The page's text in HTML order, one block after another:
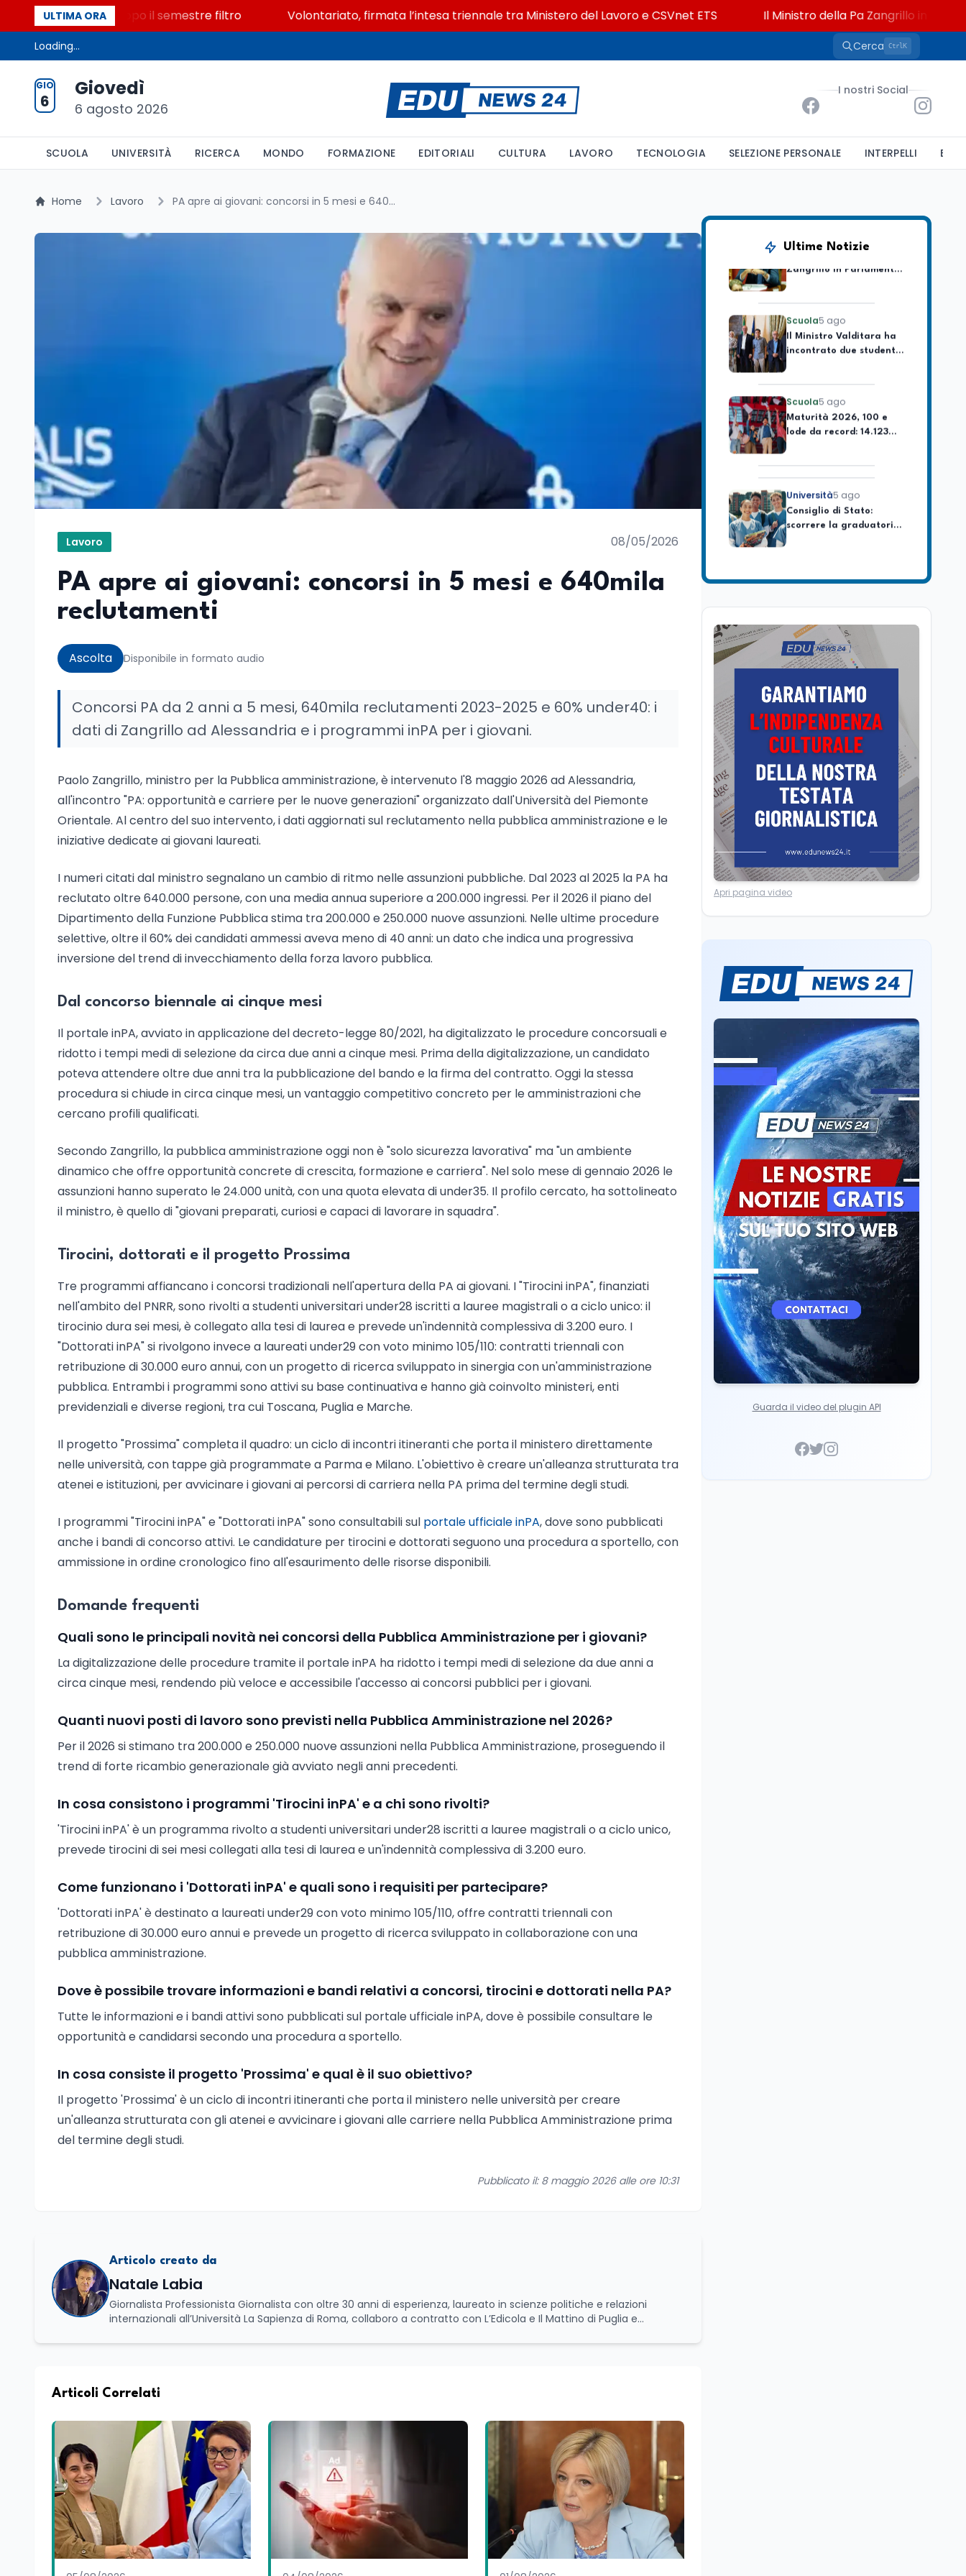
ULTIMA ORA
posti vacanti dopo il semestre filtro Volontariato, firmata l’intesa triennale tra Ministero del Lavoro e CSVnet ETS Il Ministro della Pa Zangrillo in
Loading... Cerca CtrlK
GIO
6
Giovedì
6 agosto 2026
I nostri Social
SCUOLA UNIVERSITÀ RICERCA MONDO FORMAZIONE EDITORIALI CULTURA LAVORO TECNOLOGIA SELEZIONE PERSONALE INTERPELLI
Home Lavoro PA apre ai giovani: concorsi in 5 mesi e 640mila reclutamenti
Lavoro 08/05/2026
PA apre ai giovani: concorsi in 5 mesi e 640mila
reclutamenti
Ascolta Disponibile in formato audio
Concorsi PA da 2 anni a 5 mesi, 640mila reclutamenti 2023-2025 e 60% under40: i
dati di Zangrillo ad Alessandria e i programmi inPA per i giovani.
Paolo Zangrillo, ministro per la Pubblica amministrazione, è intervenuto l'8 maggio 2026 ad Alessandria,
all'incontro "PA: opportunità e carriere per le nuove generazioni" organizzato dall'Università del Piemonte
Orientale. Al centro del suo intervento, i dati aggiornati sul reclutamento nella pubblica amministrazione e le
iniziative dedicate ai giovani laureati.
I numeri citati dal ministro segnalano un cambio di ritmo nelle assunzioni pubbliche. Dal 2023 al 2025 la PA ha
reclutato oltre 640.000 persone, con una media annua superiore a 200.000 ingressi. Per il 2026 il piano del
Dipartimento della Funzione Pubblica stima tra 200.000 e 250.000 nuove assunzioni. Nelle ultime procedure
selettive, oltre il 60% dei candidati ammessi aveva meno di 40 anni: un dato che indica una progressiva
inversione del trend di invecchiamento della forza lavoro pubblica.
Dal concorso biennale ai cinque mesi
Il portale inPA, avviato in applicazione del decreto-legge 80/2021, ha digitalizzato le procedure concorsuali e
ridotto i tempi medi di selezione da circa due anni a cinque mesi. Prima della digitalizzazione, un candidato
poteva attendere oltre due anni tra la pubblicazione del bando e la firma del contratto. Oggi la stessa
procedura si chiude in circa cinque mesi, un vantaggio competitivo concreto per le amministrazioni che
cercano profili qualificati.
Secondo Zangrillo, la pubblica amministrazione oggi non è "solo sicurezza lavorativa" ma "un ambiente
dinamico che offre opportunità concrete di crescita, formazione e carriera". Nel solo mese di gennaio 2026 le
assunzioni hanno superato le 24.000 unità, con una quota elevata di under35. Il profilo cercato, ha sottolineato
il ministro, è quello di "giovani preparati, curiosi e capaci di lavorare in squadra".
Tirocini, dottorati e il progetto Prossima
Tre programmi affiancano i concorsi tradizionali nell'apertura della PA ai giovani. I "Tirocini inPA", finanziati
nell'ambito del PNRR, sono rivolti a studenti universitari under28 iscritti a lauree magistrali o a ciclo unico: il
tirocinio dura sei mesi, è collegato alla tesi di laurea e prevede un'indennità complessiva di 3.200 euro. I
"Dottorati inPA" si rivolgono invece a laureati under29 con voto minimo 105/110: contratti triennali con
retribuzione di 30.000 euro annui, con un progetto di ricerca sviluppato in sinergia con un'amministrazione
pubblica. Entrambi i programmi sono attivi su base continuativa e hanno già coinvolto ministeri, enti
previdenziali e diverse regioni, tra cui Toscana, Puglia e Marche.
Il progetto "Prossima" completa il quadro: un ciclo di incontri itineranti che porta il ministero direttamente
nelle università, con tappe già programmate a Parma e Milano. L'obiettivo è creare un'alleanza strutturata tra
atenei e istituzioni, per avvicinare i giovani ai percorsi di carriera nella PA prima del termine degli studi.
I programmi "Tirocini inPA" e "Dottorati inPA" sono consultabili sul portale ufficiale inPA, dove sono pubblicati
anche i bandi di concorso attivi. Le candidature per tirocini e dottorati seguono una procedura a sportello, con
ammissione in ordine cronologico fino all'esaurimento delle risorse disponibili.
Domande frequenti
Quali sono le principali novità nei concorsi della Pubblica Amministrazione per i giovani?
La digitalizzazione delle procedure tramite il portale inPA ha ridotto i tempi medi di selezione da due anni a
circa cinque mesi, rendendo più veloce e accessibile l'accesso ai concorsi pubblici per i giovani.
Quanti nuovi posti di lavoro sono previsti nella Pubblica Amministrazione nel 2026?
Per il 2026 si stimano tra 200.000 e 250.000 nuove assunzioni nella Pubblica Amministrazione, proseguendo il
trend di forte ricambio generazionale già avviato negli anni precedenti.
In cosa consistono i programmi 'Tirocini inPA' e a chi sono rivolti?
'Tirocini inPA' è un programma rivolto a studenti universitari under28 iscritti a lauree magistrali o a ciclo unico,
prevede tirocini di sei mesi collegati alla tesi di laurea e un'indennità complessiva di 3.200 euro.
Come funzionano i 'Dottorati inPA' e quali sono i requisiti per partecipare?
'Dottorati inPA' è destinato a laureati under29 con voto minimo 105/110, offre contratti triennali con
retribuzione di 30.000 euro annui e prevede un progetto di ricerca sviluppato in collaborazione con una
pubblica amministrazione.
Dove è possibile trovare informazioni e bandi relativi a concorsi, tirocini e dottorati nella PA?
Tutte le informazioni e i bandi attivi sono pubblicati sul portale ufficiale inPA, dove è possibile consultare le
opportunità e candidarsi secondo una procedura a sportello.
In cosa consiste il progetto 'Prossima' e qual è il suo obiettivo?
Il progetto 'Prossima' è un ciclo di incontri itineranti che porta il ministero nelle università per creare
un'alleanza strutturata con gli atenei e avvicinare i giovani alle carriere nella Pubblica Amministrazione prima
del termine degli studi.
Pubblicato il: 8 maggio 2026 alle ore 10:31
Articolo creato da
Natale Labia
Giornalista Professionista Giornalista con oltre 30 anni di esperienza, laureato in scienze politiche e relazioni
internazionali all’Università La Sapienza di Roma, collaboro a contratto con L’Edicola e Il Mattino di Puglia e
dell’Istruzione. In particolare, scrivendo delle attività istituzionali con un focus sia sulle iniziative e sui programmi
unico di Italialab srl con cui curo uffici stampa pubblici e privati e sviluppo programmi di valorizzazione culturale e
scritto i volumi Il sindaco di Tutti, edito da Il Castello editore e Dal Rosso al Nero. Ho partecipato al volume
collettivo edito dalla Fondazione Tatarella e da Giubilei Regnani editore sui trent’anni dalla fondazione di Alleanza
nazionale. Per tre legislature sono stato collaboratore parlamentare occupandomi di legge di bilancio e di
politiche agroalimentari con particolare riferimento all’export del Made in Italy e al contrasto dell’Italian sounding,
collaborando con le Camera di commercio italiane all’estero. Appassionato di storia, di sociologia e di costume,
spesso racconto all’interno delle collaborazioni giornalistiche i cambiamenti della società italiana e internazionale
attraverso gli usi, le abitudini e i protagonisti che hanno accompagnato negli anni lo sviluppo e la crescita sociale
e culturale. Pugliese di nascita, vivo a Roma o in un ipotetico altrove.
Articoli Correlati
Ultime Notizie
Università5 ago
scorrere la graduatoria
per i 500 posti vacanti
Lavoro5 ago
Volontariato, firmata
l’intesa triennale tra
Scuola5 ago
Zangrillo in Parlamento:
Scuola5 ago
Il Ministro Valditara ha
incontrato due studenti
palestinesi giunti da
Scuola5 ago
Maturità 2026, 100 e
lode da record: 14.123
diplomi con voto
Università5 ago
Consiglio di Stato:
scorrere la graduatoria
per i 500 posti vacanti
Scuola 5 ago
Il Ministro della Pa
Zangrillo in Parlamento:
"12 miliardi per l'edilizia
e la sicurezza delle
scuole con risorse Pnrr"
Scuola 5 ago
Il Ministro Valditara ha
incontrato due studenti
palestinesi giunti da
Gaza che hanno
superato la Maturità in
Scuola 5 ago
Maturità 2026, 100 e
Università5 ago
Consiglio di Stato:
Lavoro
Volontariato, firmata
l’intesa triennale tra
Scuola5 ago
Il Ministro della Pa
Zangrillo in Parlamento:
"12 miliardi per l'edilizia
e la sicurezza delle
scuole con risorse Pnrr"
Scuola5 ago
Il Ministro Valditara ha
incontrato due studenti
palestinesi giunti da
Gaza che hanno
superato la Maturità in
Italia
Scuola5 ago
Maturità 2026, 100 e
lode da record: 14.123
diplomi con voto
massimo
Apri pagina video
Guarda il video del plugin API